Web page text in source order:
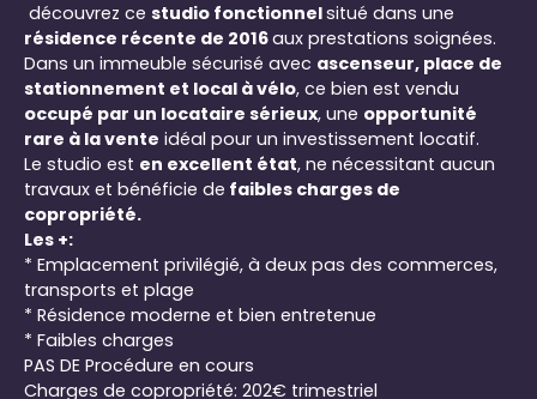
découvrez ce studio fonctionnelsitué dans une
résidence récente de 2016aux prestations soignées.
Dans un immeuble sécurisé avec ascenseur, place de
stationnement et local à vélo, ce bien est vendu
occupé par un locataire sérieux, une opportunité
rare à la vente idéal pour un investissement locatif.
Le studio est en excellent état, ne nécessitant aucun
travaux et bénéficie de faibles charges de
copropriété.
Les +:
* Emplacement privilégié, à deux pas des commerces,
transports et plage
* Résidence moderne et bien entretenue
* Faibles charges
PAS DE Procédure en cours
Charges de copropriété: 202€ trimestriel